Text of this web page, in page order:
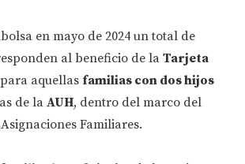
en mayo de 2024 un total de
al beneficio de la Tarjeta
para aquellas familias con dos hijos
de la AUH, dentro del marco del
Familiares.